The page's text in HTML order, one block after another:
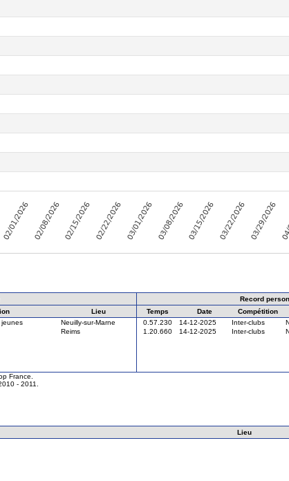
Record
Lieu Temps Date Compétition
jeunes Neuilly-sur-Marne 0.57.230 14-12-2025 Inter-clubs
Reims 1.20.660 14-12-2025 Inter-clubs
France.
- 2011.
Lieu